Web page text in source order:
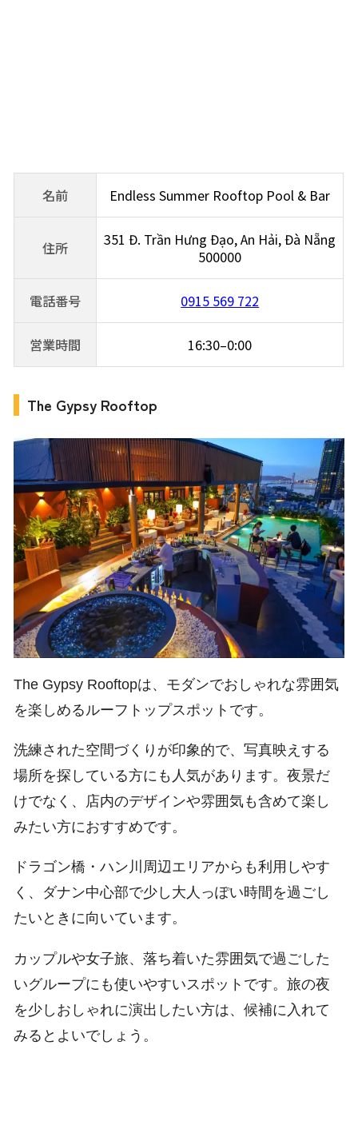
名前 Endless Summer Rooftop Pool & Bar
住所
351 Đ. Trần Hưng Đạo, An Hải, Đà Nẵng
500000
電話番号 0915 569 722
営業時間 16:30–0:00
The Gypsy Rooftop
The Gypsy Rooftopは、モダンでおしゃれな雰囲気
を楽しめるルーフトップスポットです。
洗練された空間づくりが印象的で、写真映えする
場所を探している方にも人気があります。夜景だ
けでなく、店内のデザインや雰囲気も含めて楽し
みたい方におすすめです。
ドラゴン橋・ハン川周辺エリアからも利用しやす
く、ダナン中心部で少し大人っぽい時間を過ごし
たいときに向いています。
カップルや女子旅、落ち着いた雰囲気で過ごした
いグループにも使いやすいスポットです。旅の夜
を少しおしゃれに演出したい方は、候補に入れて
みるとよいでしょう。